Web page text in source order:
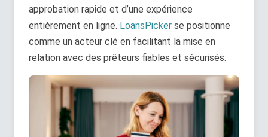
approbation rapide et d’une expérience
entièrement en ligne. LoansPicker se positionne
comme un acteur clé en facilitant la mise en
relation avec des prêteurs fiables et sécurisés.